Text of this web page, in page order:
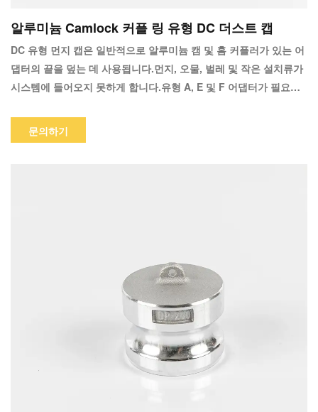
알루미늄 Camlock 커플 링 유형 DC 더스트 캡
DC 유형 먼지 캡은 일반적으로 알루미늄 캠 및 홈 커플러가 있는 어
댑터의 끝을 덮는 데 사용됩니다.먼지, 오물, 벌레 및 작은 설치류가
시스템에 들어오지 못하게 합니다.유형 A, E 및 F 어댑터가 필요합
문의하기